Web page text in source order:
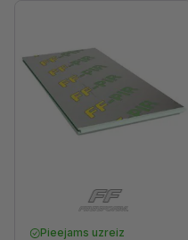
Pieejams uzreiz